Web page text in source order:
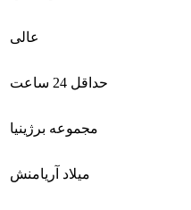
عالی
حداقل 24 ساعت
مجموعه برژینیا
میلاد آریامنش